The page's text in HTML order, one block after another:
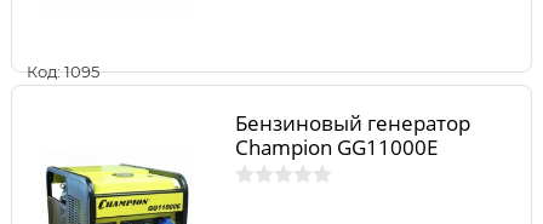
Код: 1095
Бензиновый генератор
Champion GG11000E